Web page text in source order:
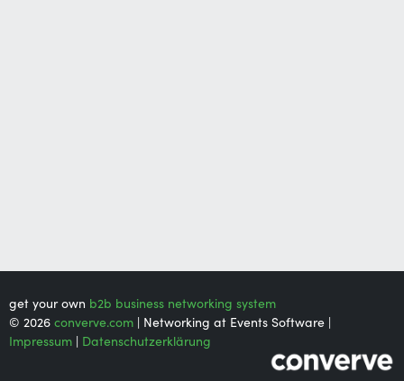
get your own b2b business networking system
© 2026 converve.com | Networking at Events Software |
Impressum | Datenschutzerklärung